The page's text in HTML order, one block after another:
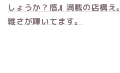
しょうか？感』満載の店構え。
雑さが輝いてます。